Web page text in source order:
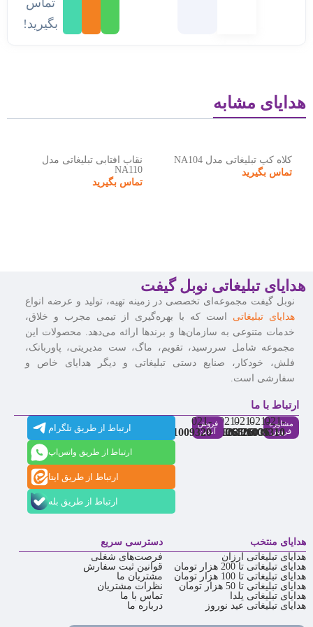
تماس
بگیرید!
هدایای مشابه
کلاه کپ تبلیغاتی مدل NA104
تماس بگیرید
نقاب آفتابی تبلیغاتی مدل
NA110
تماس بگیرید
هدایای تبلیغاتی نوبل گیفت
نوبل گیفت مجموعه‌ای تخصصی در زمینه تهیه، تولید و عرضه انواع
هدایای تبلیغاتی است که با بهره‌گیری از تیمی مجرب و خلاق،
خدمات متنوعی به سازمان‌ها و برندها ارائه می‌دهد. محصولات این
مجموعه شامل سررسید، تقویم، ماگ، ست مدیریتی، پاوربانک،
فلش، خودکار، صنایع دستی تبلیغاتی و دیگر هدایای خاص و
سفارشی است.
ارتباط با ما
مشاوره
فروش
021-
91009310
021-
86126036
021-
86126506
021-
88537803
فروش
آنلاین
021-
91009320
ارتباط از طریق تلگرام
ارتباط از طریق واتس‌اپ
ارتباط از طریق ایتا
ارتباط از طریق بله
هدایای منتخب
هدایای تبلیغاتی ارزان
هدایای تبلیغاتی تا 200 هزار تومان
هدایای تبلیغاتی تا 100 هزار تومان
هدایای تبلیغاتی تا 50 هزار تومان
هدایای تبلیغاتی یلدا
هدایای تبلیغاتی عید نوروز
دسترسی سریع
فرصت‌های شغلی
قوانین ثبت سفارش
مشتریان ما
نظرات مشتریان
تماس با ما
درباره ما